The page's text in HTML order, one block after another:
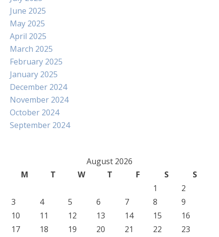
June 2025
May 2025
April 2025
March 2025
February 2025
January 2025
December 2024
November 2024
October 2024
September 2024
August 2026
M
T W T F S
S
1
2
3
4 5 6 7 8
9
10
11 12 13 14 15
16
17
18 19 20 21 22
23